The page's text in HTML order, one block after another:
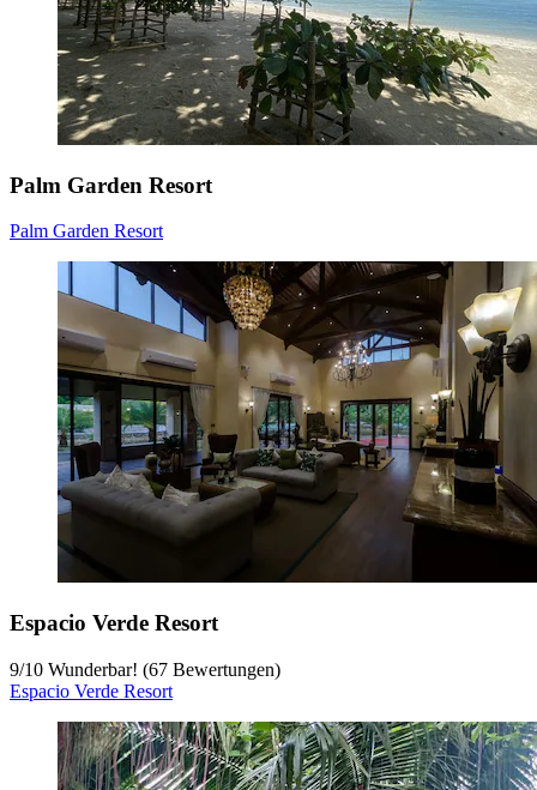
Palm Garden Resort
Palm Garden Resort
Espacio Verde Resort
9/10 Wunderbar! (67 Bewertungen)
Espacio Verde Resort